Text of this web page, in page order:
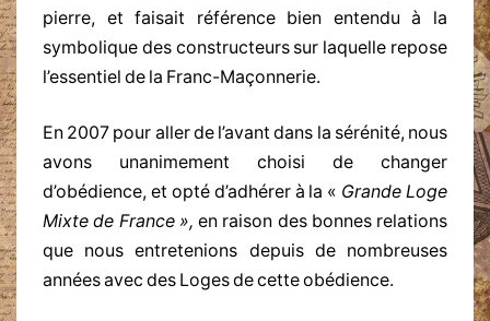
pierre, et faisait référence bien entendu à la
symbolique des constructeurs sur laquelle repose
l’essentiel de la Franc-Maçonnerie.
En 2007 pour aller de l’avant dans la sérénité, nous
avons unanimement choisi de changer
d’obédience, et opté d’adhérer à la « Grande Loge
Mixte de France », en raison des bonnes relations
que nous entretenions depuis de nombreuses
années avec des Loges de cette obédience.